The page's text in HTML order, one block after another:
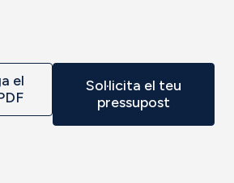
el
Sol·licita el teu
pressupost